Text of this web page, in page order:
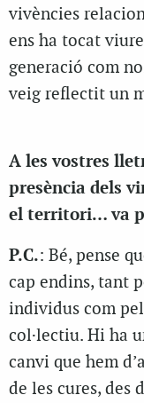
vivències
ens ha tocat
generació com
veig reflectit un
A les vostres
presència dels
el territori… va
P.C.: Bé, pense
cap endins, tant
individus com
col·lectiu. Hi ha
canvi que hem
de les cures, des